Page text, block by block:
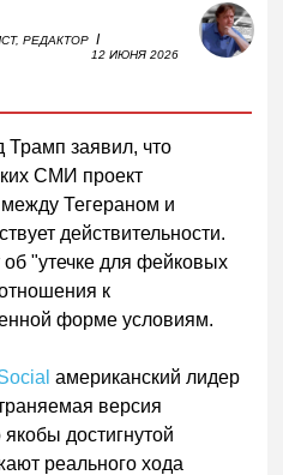
РЕДАКТОР I
12 ИЮНЯ 2026
заявил, что
СМИ проект
Тегераном и
действительности.
"утечке для фейковых
к
форме условиям.
американский лидер
версия
достигнутой
реального хода